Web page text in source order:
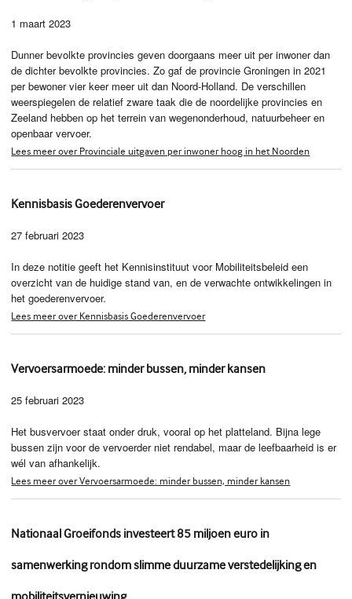
1 maart 2023
Dunner bevolkte provincies geven doorgaans meer uit per inwoner dan
de dichter bevolkte provincies. Zo gaf de provincie Groningen in 2021
per bewoner vier keer meer uit dan Noord-Holland. De verschillen
weerspiegelen de relatief zware taak die de noordelijke provincies en
Zeeland hebben op het terrein van wegenonderhoud, natuurbeheer en
openbaar vervoer.
Lees meer over Provinciale uitgaven per inwoner hoog in het Noorden
Kennisbasis Goederenvervoer
27 februari 2023
In deze notitie geeft het Kennisinstituut voor Mobiliteitsbeleid een
overzicht van de huidige stand van, en de verwachte ontwikkelingen in
het goederenvervoer.
Lees meer over Kennisbasis Goederenvervoer
Vervoersarmoede: minder bussen, minder kansen
25 februari 2023
Het busvervoer staat onder druk, vooral op het platteland. Bijna lege
bussen zijn voor de vervoerder niet rendabel, maar de leefbaarheid is er
wél van afhankelijk.
Lees meer over Vervoersarmoede: minder bussen, minder kansen
Nationaal Groeifonds investeert 85 miljoen euro in
samenwerking rondom slimme duurzame verstedelijking en
mobiliteitsvernieuwing